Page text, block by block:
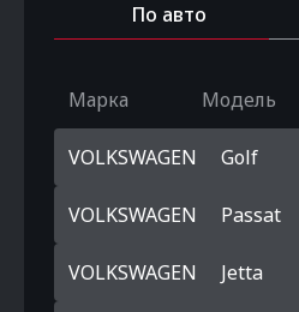
По авто
Марка Модель
VOLKSWAGEN Golf
VOLKSWAGEN Passat
VOLKSWAGEN Jetta